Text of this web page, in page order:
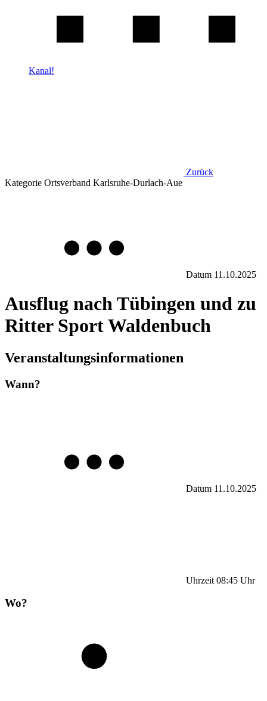
Kanal!
Zurück
Kategorie Ortsverband Karlsruhe-Durlach-Aue
Datum 11.10.2025
Ausflug nach Tübingen und zu
Ritter Sport Waldenbuch
Veranstaltungsinformationen
Wann?
Datum 11.10.2025
Uhrzeit 08:45 Uhr
Wo?